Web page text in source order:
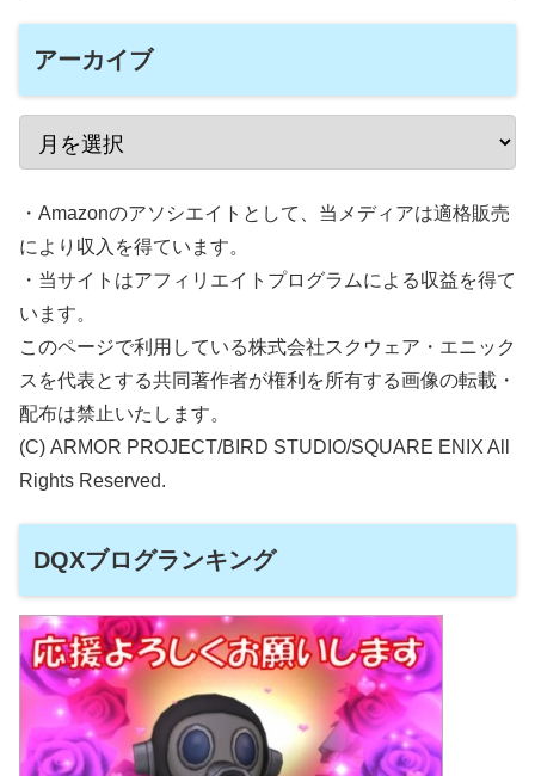
アーカイブ
・Amazonのアソシエイトとして、当メディアは適格販売
により収入を得ています。
・当サイトはアフィリエイトプログラムによる収益を得て
います。
このページで利用している株式会社スクウェア・エニック
スを代表とする共同著作者が権利を所有する画像の転載・
配布は禁止いたします。
(C) ARMOR PROJECT/BIRD STUDIO/SQUARE ENIX All
Rights Reserved.
DQXブログランキング